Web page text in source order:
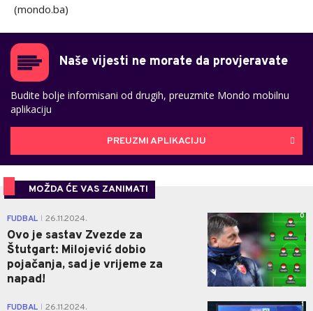
(mondo.ba)
Naše vijesti ne morate da provjeravate
Budite bolje informisani od drugih, preuzmite Mondo mobilnu
aplikaciju
PREUZMI APLIKACIJU
MOŽDA ĆE VAS ZANIMATI
FUDBAL 26.11.2024.
Ovo je sastav Zvezde za
Štutgart: Milojević dobio
pojačanja, sad je vrijeme za
napad!
0
FUDBAL 26.11.2024. 1